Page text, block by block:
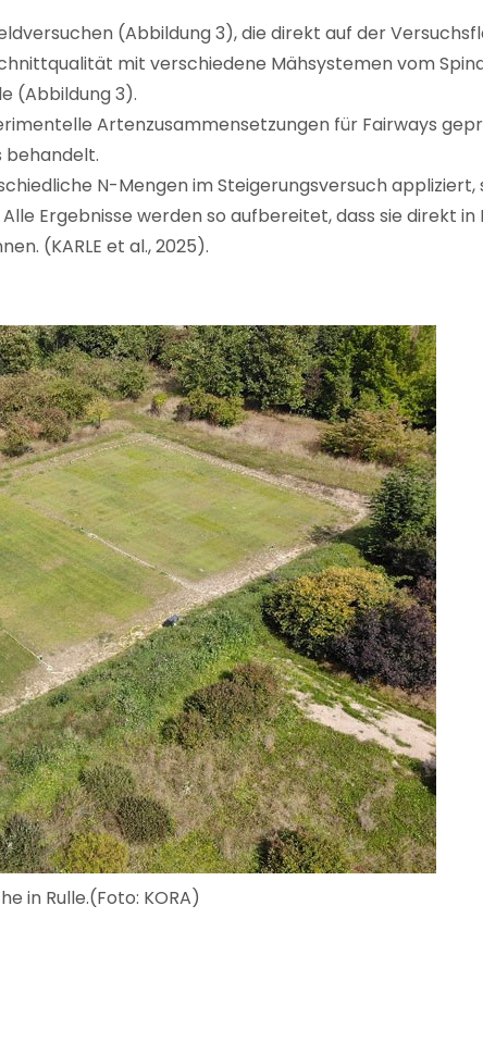
(Abbildung 3), die direkt auf der
mit verschiedene Mähsystemen vom
(Abbildung 3).
Artenzusammensetzungen für Fairways
behandelt.
N-Mengen im Steigerungsversuch
Ergebnisse werden so aufbereitet, dass sie direkt
(KARLE et al., 2025).
in Rulle.(Foto: KORA)